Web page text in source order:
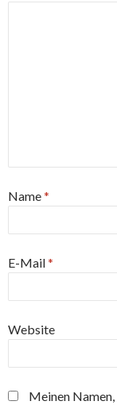
Name*
E-Mail*
Website
Meinen